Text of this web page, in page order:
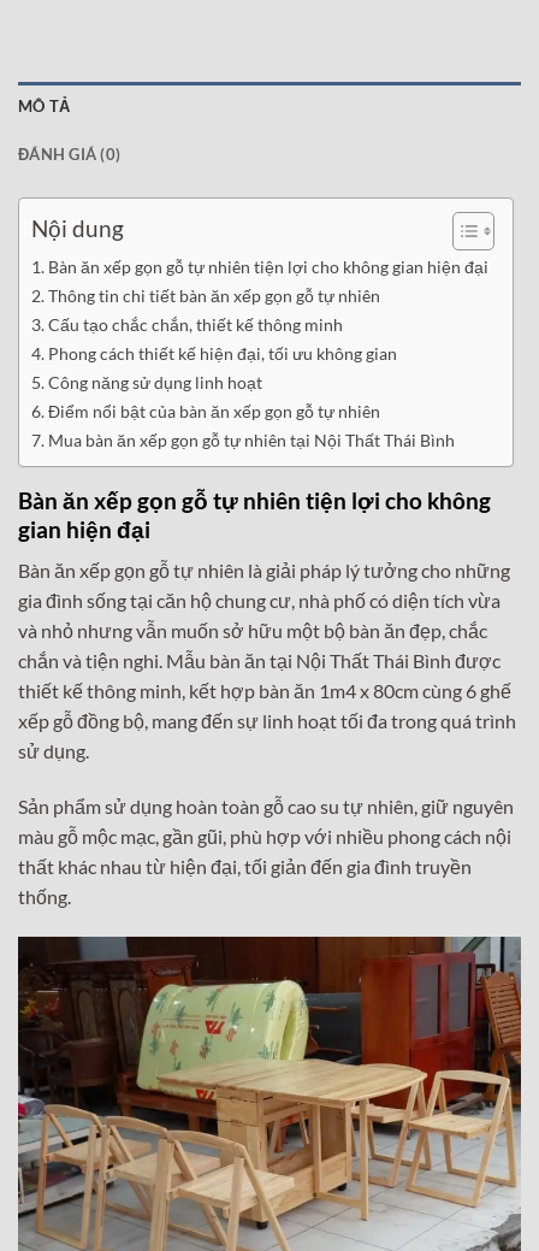
MÔ TẢ
ĐÁNH GIÁ (0)
Nội dung
Bàn ăn xếp gọn gỗ tự nhiên tiện lợi cho không gian hiện đại
Thông tin chi tiết bàn ăn xếp gọn gỗ tự nhiên
Cấu tạo chắc chắn, thiết kế thông minh
Phong cách thiết kế hiện đại, tối ưu không gian
Công năng sử dụng linh hoạt
Điểm nổi bật của bàn ăn xếp gọn gỗ tự nhiên
Mua bàn ăn xếp gọn gỗ tự nhiên tại Nội Thất Thái Bình
Bàn ăn xếp gọn gỗ tự nhiên tiện lợi cho không
gian hiện đại
Bàn ăn xếp gọn gỗ tự nhiên là giải pháp lý tưởng cho những
gia đình sống tại căn hộ chung cư, nhà phố có diện tích vừa
và nhỏ nhưng vẫn muốn sở hữu một bộ bàn ăn đẹp, chắc
chắn và tiện nghi. Mẫu bàn ăn tại Nội Thất Thái Bình được
thiết kế thông minh, kết hợp bàn ăn 1m4 x 80cm cùng 6 ghế
xếp gỗ đồng bộ, mang đến sự linh hoạt tối đa trong quá trình
sử dụng.
Sản phẩm sử dụng hoàn toàn gỗ cao su tự nhiên, giữ nguyên
màu gỗ mộc mạc, gần gũi, phù hợp với nhiều phong cách nội
thất khác nhau từ hiện đại, tối giản đến gia đình truyền
thống.